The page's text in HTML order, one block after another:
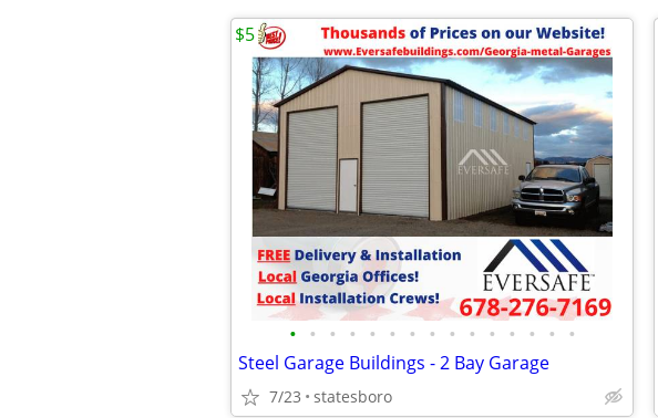
• • • • • • • • • • • • • • •
Steel Garage Buildings - 2 Bay Garage
7/23 statesboro
$5